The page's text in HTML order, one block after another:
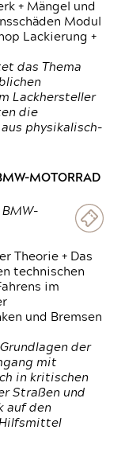
+ Mängel und
Modul
Lackierung +
das Thema
Lackhersteller
die
physikalisch-
MOTORRAD
Theorie + Das
technischen
im
und Bremsen
der
mit
in kritischen
Straßen und
auf den